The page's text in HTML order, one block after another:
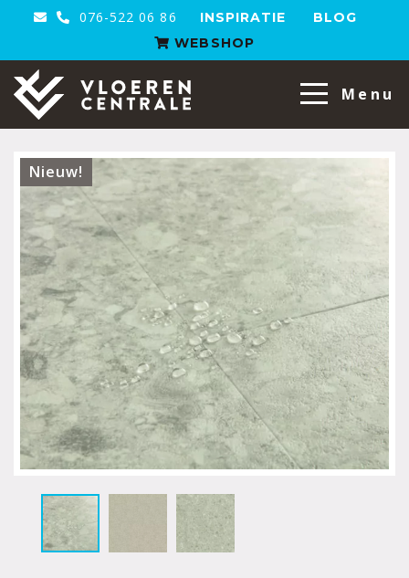
076-522 06 86 INSPIRATIE
BLOG
WEBSHOP
VloerenCentrale
Menu
Nieuw!